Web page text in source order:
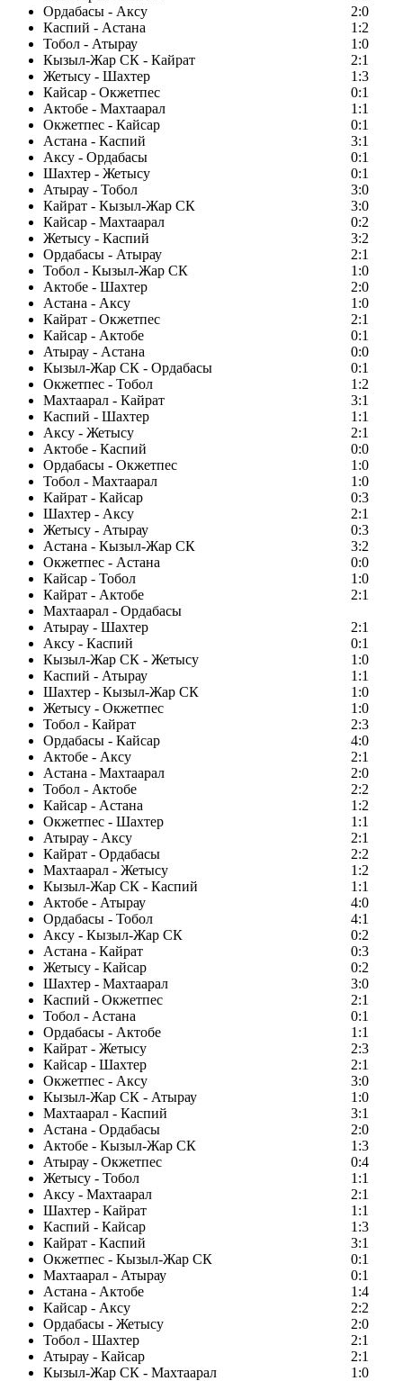
Ордабасы - Аксу
2:0
Каспий - Астана
1:2
Тобол - Атырау
1:0
Кызыл-Жар СК - Кайрат
2:1
Жетысу - Шахтер
1:3
Кайсар - Окжетпес
0:1
Актобе - Махтаарал
1:1
Окжетпес - Кайсар
0:1
Астана - Каспий
3:1
Аксу - Ордабасы
0:1
Шахтер - Жетысу
0:1
Атырау - Тобол
3:0
Кайрат - Кызыл-Жар СК
3:0
Кайсар - Махтаарал
0:2
Жетысу - Каспий
3:2
Ордабасы - Атырау
2:1
Тобол - Кызыл-Жар СК
1:0
Актобе - Шахтер
2:0
Астана - Аксу
1:0
Кайрат - Окжетпес
2:1
Кайсар - Актобе
0:1
Атырау - Астана
0:0
Кызыл-Жар СК - Ордабасы
0:1
Окжетпес - Тобол
1:2
Махтаарал - Кайрат
3:1
Каспий - Шахтер
1:1
Аксу - Жетысу
2:1
Актобе - Каспий
0:0
Ордабасы - Окжетпес
1:0
Тобол - Махтаарал
1:0
Кайрат - Кайсар
0:3
Шахтер - Аксу
2:1
Жетысу - Атырау
0:3
Астана - Кызыл-Жар СК
3:2
Окжетпес - Астана
0:0
Кайсар - Тобол
1:0
Кайрат - Актобе
2:1
Махтаарал - Ордабасы
Атырау - Шахтер
2:1
Аксу - Каспий
0:1
Кызыл-Жар СК - Жетысу
1:0
Каспий - Атырау
1:1
Шахтер - Кызыл-Жар СК
1:0
Жетысу - Окжетпес
1:0
Тобол - Кайрат
2:3
Ордабасы - Кайсар
4:0
Актобе - Аксу
2:1
Астана - Махтаарал
2:0
Тобол - Актобе
2:2
Кайсар - Астана
1:2
Окжетпес - Шахтер
1:1
Атырау - Аксу
2:1
Кайрат - Ордабасы
2:2
Махтаарал - Жетысу
1:2
Кызыл-Жар СК - Каспий
1:1
Актобе - Атырау
4:0
Ордабасы - Тобол
4:1
Аксу - Кызыл-Жар СК
0:2
Астана - Кайрат
0:3
Жетысу - Кайсар
0:2
Шахтер - Махтаарал
3:0
Каспий - Окжетпес
2:1
Тобол - Астана
0:1
Ордабасы - Актобе
1:1
Кайрат - Жетысу
2:3
Кайсар - Шахтер
2:1
Окжетпес - Аксу
3:0
Кызыл-Жар СК - Атырау
1:0
Махтаарал - Каспий
3:1
Астана - Ордабасы
2:0
Актобе - Кызыл-Жар СК
1:3
Атырау - Окжетпес
0:4
Жетысу - Тобол
1:1
Аксу - Махтаарал
2:1
Шахтер - Кайрат
1:1
Каспий - Кайсар
1:3
Кайрат - Каспий
3:1
Окжетпес - Кызыл-Жар СК
0:1
Махтаарал - Атырау
0:1
Астана - Актобе
1:4
Кайсар - Аксу
2:2
Ордабасы - Жетысу
2:0
Тобол - Шахтер
2:1
Атырау - Кайсар
2:1
Кызыл-Жар СК - Махтаарал
1:0